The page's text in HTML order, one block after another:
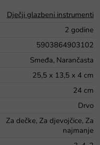
Dječji glazbeni instrumenti
2 godine
5903864903102
Smeđa, Narančasta
25,5 x 13,5 x 4 cm
24 cm
Drvo
Za dečke, Za djevojčice, Za
najmanje